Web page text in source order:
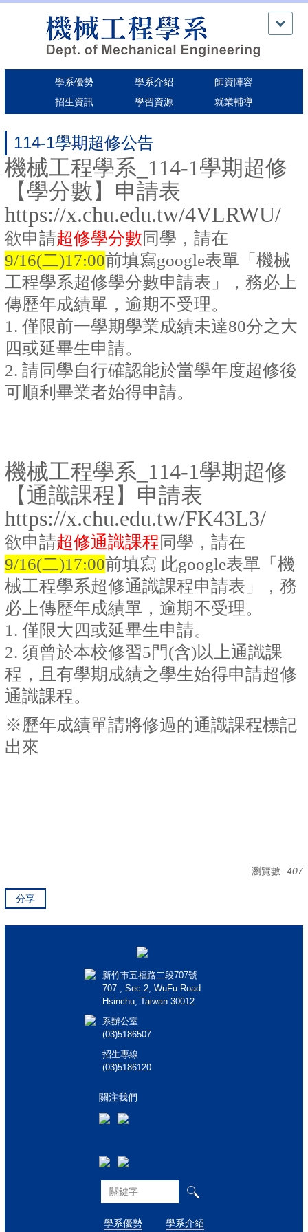
內
學系優勢 學系介紹
師資陣容
招生資訊
學習資源 就業輔導
114-1學期超修公告
機械工程學系_114-1學期超修
【學分數】申請表
https://x.chu.edu.tw/4VLRWU/
欲申請超修學分數 同學，請在
9/16(二)17:00前填寫google表單「機械
工程學系超修學分數申請表」，務必上
傳歷年成績單，逾期不受理。
1. 僅限前一學期學業成績未達80分之大
四或延畢生申請。
2. 請同學自行確認能於當學年度超修後
可順利畢業者始得申請。
機械工程學系_114-1學期超修
【通識課程】申請表
https://x.chu.edu.tw/FK43L3/
欲申請超修通識課程 同學，請在
9/16(二)17:00前填寫 此google表單「機
械工程學系超修通識課程申請表」，務
必上傳歷年成績單，逾期不受理。
1. 僅限大四或延畢生申請。
2. 須曾於本校修習5門(含)以上通識課
程，且有學期成績之學生始得申請超修
通識課程。
※歷年成績單請將修過的通識課程標記
出來
瀏覽數: 407
分享
新竹市五福路二段707號
707 , Sec.2, WuFu Road
Hsinchu, Taiwan 30012
系辦公室
(03)5186507
招生專線
(03)5186120
關注我們
學系優勢 學系介紹